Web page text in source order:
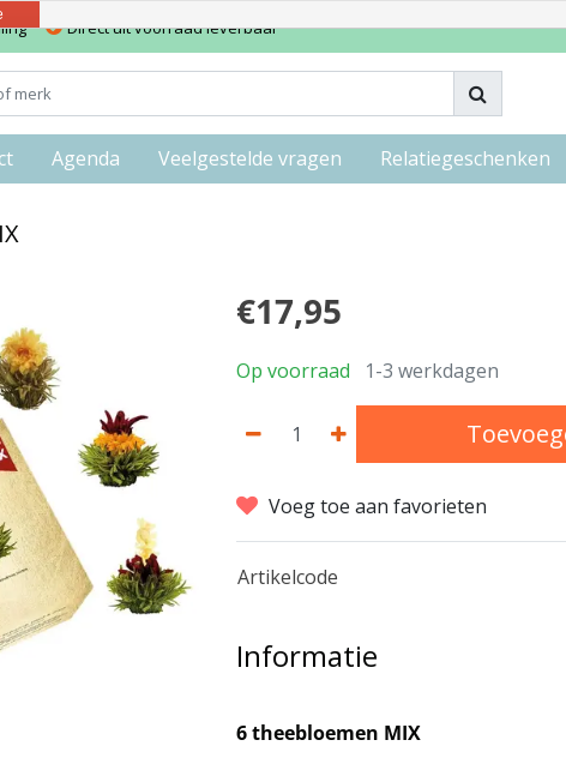
Direct uit voorraad leverbaar
Agenda Veelgestelde vragen Relatiegeschenken
€17,95
Op voorraad 1-3 werkdagen
Voeg toe aan favorieten
Artikelcode
Informatie
6 theebloemen MIX